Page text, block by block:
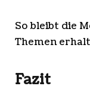
So bleibt die
Themen
Fazit